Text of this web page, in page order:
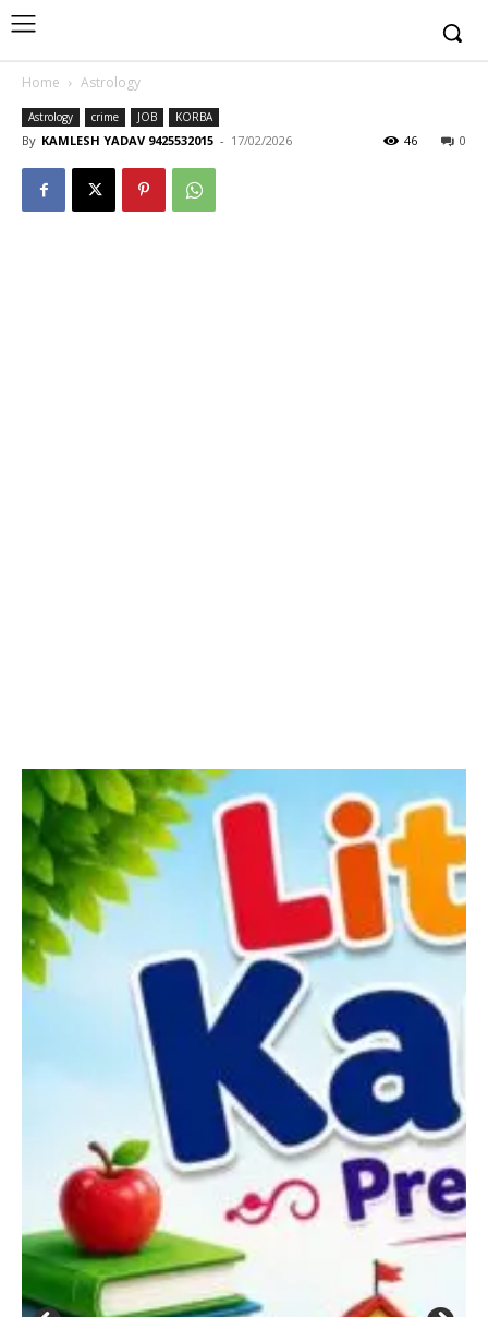
Home Astrology
Astrology crime JOB KORBA
By KAMLESH YADAV 9425532015 - 17/02/2026 0
46